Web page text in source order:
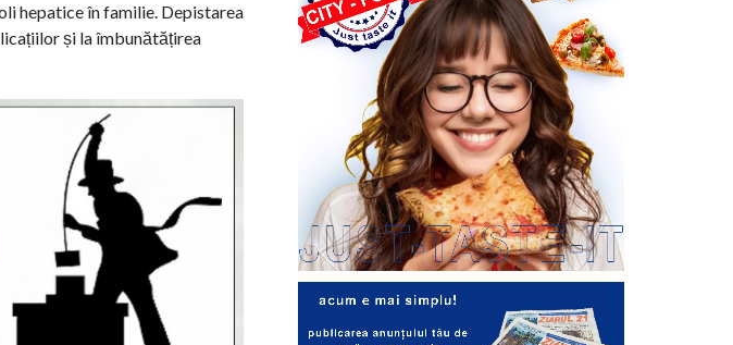
hepatice în familie. Depistarea
și la îmbunătățirea